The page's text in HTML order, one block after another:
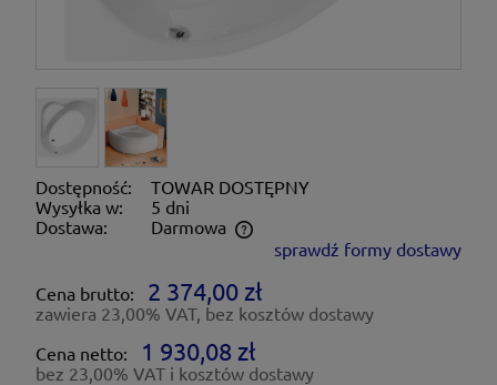
Dostępność:
TOWAR DOSTĘPNY
Wysyłka w:
5 dni
Dostawa:
Darmowa
Cena nie zawiera ewentualnych kosztów płatności
sprawdź formy dostawy
Cena brutto:
2 374,00 zł
zawiera 23,00% VAT, bez kosztów dostawy
Cena netto:
1 930,08 zł
bez 23,00% VAT i kosztów dostawy